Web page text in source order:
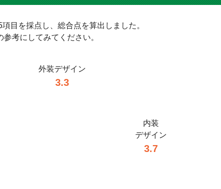
目を採点し、総合点を算出しました。
考にしてみてください。
外装デザイン
3.3
内装
デザイン
3.7